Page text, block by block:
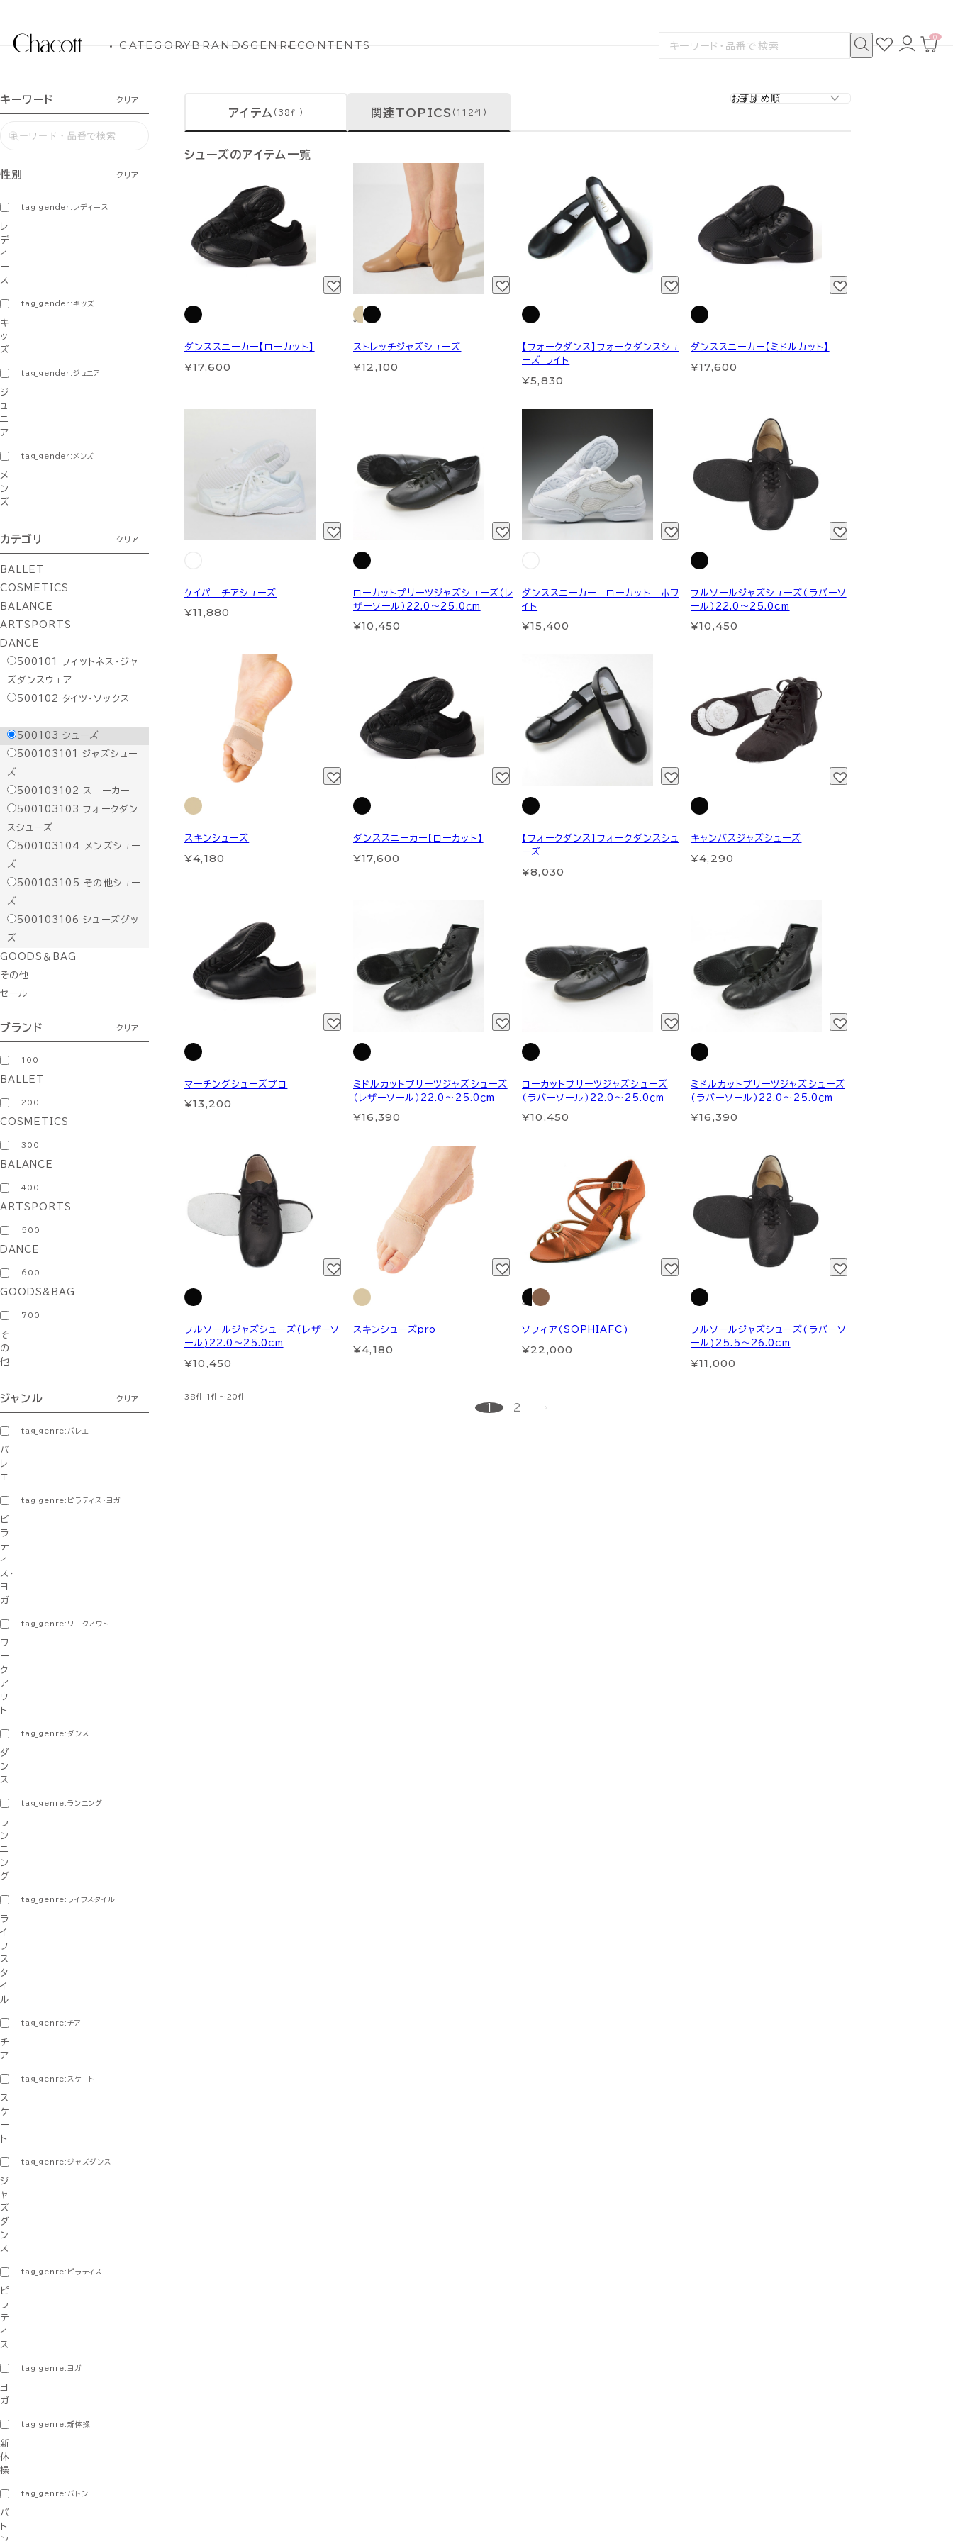
CATEGORYBRANDSGENRECONTENTS
検
お
気
ロ
グ
カ
0
キーワード クリア
性別 クリア
tag_gender:レディース
レ
デ
ィ
ー
ス
tag_gender:キッズ
キ
ッ
ズ
tag_gender:ジュニア
ジ
ュ
ニ
ア
tag_gender:メンズ
メ
ン
ズ
カテゴリ クリア
BALLET
COSMETICS
BALANCE
ARTSPORTS
DANCE
500101
フィットネス・ジャ
ズダンスウェア
500102 タイツ・ソックス
500103 シューズ
500103101
ジャズシュー
ズ
500103102
スニーカー
500103103 フォークダン
スシューズ
500103104
メンズシュー
ズ
500103105
その他シュー
ズ
500103106 シューズグッ
ズ
GOODS＆BAG
その他
セール
ブランド クリア
100
BALLET
200
COSMETICS
300
BALANCE
400
ARTSPORTS
500
DANCE
600
GOODS&BAG
700
そ
の
他
ジャンル クリア
tag_genre:バレエ
バ
レ
エ
tag_genre:ピラティス・ヨガ
ピ
ラ
テ
ィ
ス・
ヨ
ガ
tag_genre:ワークアウト
ワ
ー
ク
ア
ウ
ト
tag_genre:ダンス
ダ
ン
ス
tag_genre:ランニング
ラ
ン
ニ
ン
グ
tag_genre:ライフスタイル
ラ
イ
フ
ス
タ
イ
ル
tag_genre:チア
チ
ア
tag_genre:スケート
ス
ケ
ー
ト
tag_genre:ジャズダンス
ジ
ャ
ズ
ダ
ン
ス
tag_genre:ピラティス
ピ
ラ
テ
ィ
ス
tag_genre:ヨガ
ヨ
ガ
tag_genre:新体操
新
体
操
tag_genre:バトン
バ
ト
アイテム (38件) 関連TOPICS (112件)
シューズのアイテム一覧
ダンススニーカー【ローカット】
¥17,600
ストレッチジャズシューズ
¥12,100
【フォークダンス】フォークダンスシュ
ーズ ライト
¥5,830
ダンススニーカー【ミドルカット】
¥17,600
ケイパ チアシューズ
¥11,880
ローカットプリーツジャズシューズ（レ
ザーソール）22.0～25.0ｃm
¥10,450
ダンススニーカー ローカット ホワ
イト
¥15,400
フルソールジャズシューズ（ラバーソ
ール）22.0～25.0cm
¥10,450
スキンシューズ
¥4,180
ダンススニーカー【ローカット】
¥17,600
【フォークダンス】フォークダンスシュ
ーズ
¥8,030
キャンバスジャズシューズ
¥4,290
マーチングシューズプロ
¥13,200
ミドルカットプリーツジャズシューズ
（レザーソール）22.0～25.0ｃm
¥16,390
ローカットプリーツジャズシューズ
（ラバーソール）22.0～25.0ｃm
¥10,450
ミドルカットプリーツジャズシューズ
(ラバーソール）22.0～25.0ｃm
¥16,390
フルソールジャズシューズ(レザーソ
ール)22.0～25.0cm
¥10,450
スキンシューズpro
¥4,180
ソフィア（SOPHIAFC)
¥22,000
フルソールジャズシューズ(ラバーソ
ール)25.5～26.0cm
¥11,000
38件 1件～20件
1 2